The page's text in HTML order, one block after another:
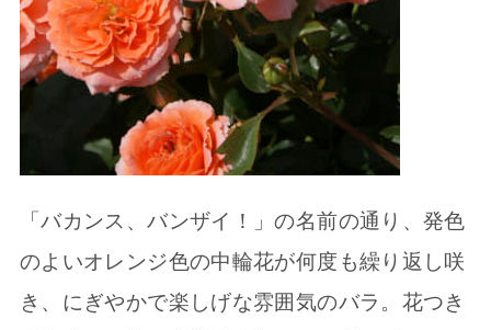
「バカンス、バンザイ！」の名前の通り、発色
のよいオレンジ色の中輪花が何度も繰り返し咲
き、にぎやかで楽しげな雰囲気のバラ。花つき